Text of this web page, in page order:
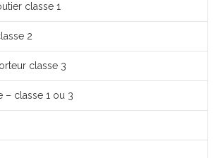
classe 1
2
classe 3
– classe 1 ou 3